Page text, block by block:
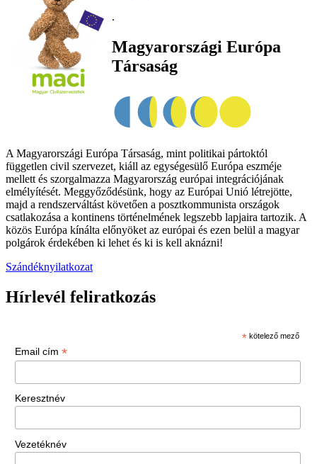
.
Magyarországi Európa
Társaság
A Magyarországi Európa Társaság, mint politikai pártoktól
független civil szervezet, kiáll az egységesülő Európa eszméje
mellett és szorgalmazza Magyarország európai integrációjának
elmélyítését. Meggyőződésünk, hogy az Európai Unió létrejötte,
majd a rendszerváltást követően a posztkommunista országok
csatlakozása a kontinens történelmének legszebb lapjaira tartozik. A
közös Európa kínálta előnyöket az európai és ezen belül a magyar
polgárok érdekében ki lehet és ki is kell aknázni!
Szándéknyilatkozat
Hírlevél feliratkozás
* kötelező mező
Email cím *
Keresztnév
Vezetéknév